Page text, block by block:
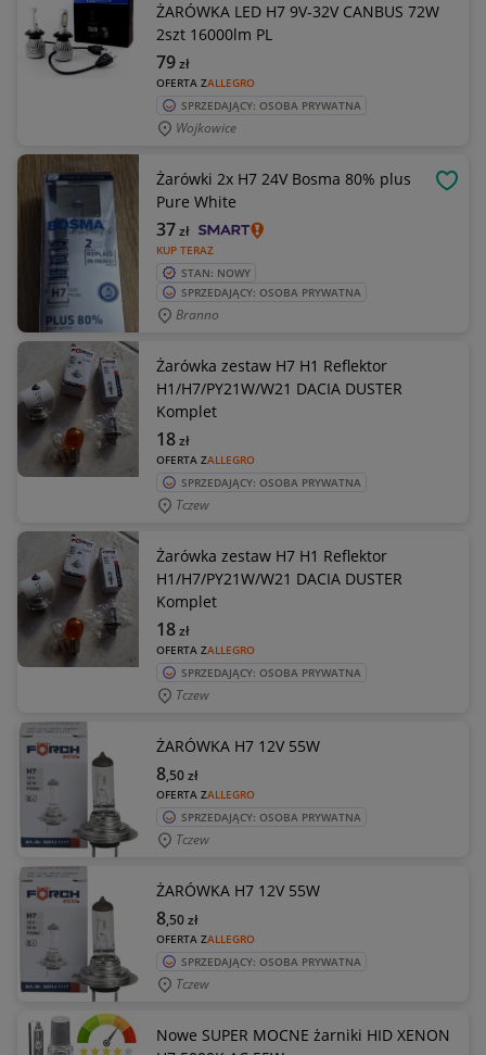
ŻARÓWKA LED H7 9V-32V CANBUS 72W
2szt 16000lm PL
OFERTA ZALLEGRO
79zł
SPRZEDAJĄCY: OSOBA PRYWATNA
Wojkowice
Żarówki 2x H7 24V Bosma 80% plus
Pure White
KUP TERAZ
37zł
STAN: NOWY
SPRZEDAJĄCY: OSOBA PRYWATNA
Branno
Żarówka zestaw H7 H1 Reflektor
H1/H7/PY21W/W21 DACIA DUSTER
Komplet
OFERTA ZALLEGRO
18zł
SPRZEDAJĄCY: OSOBA PRYWATNA
Tczew
Żarówka zestaw H7 H1 Reflektor
H1/H7/PY21W/W21 DACIA DUSTER
Komplet
OFERTA ZALLEGRO
18zł
SPRZEDAJĄCY: OSOBA PRYWATNA
Tczew
ŻARÓWKA H7 12V 55W
OFERTA ZALLEGRO
8,50zł
SPRZEDAJĄCY: OSOBA PRYWATNA
Tczew
ŻARÓWKA H7 12V 55W
OFERTA ZALLEGRO
8,50zł
SPRZEDAJĄCY: OSOBA PRYWATNA
Tczew
Nowe SUPER MOCNE żarniki HID XENON